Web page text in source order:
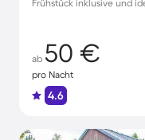
Frühstück inklusive und
ab 50 €
pro Nacht
4.6